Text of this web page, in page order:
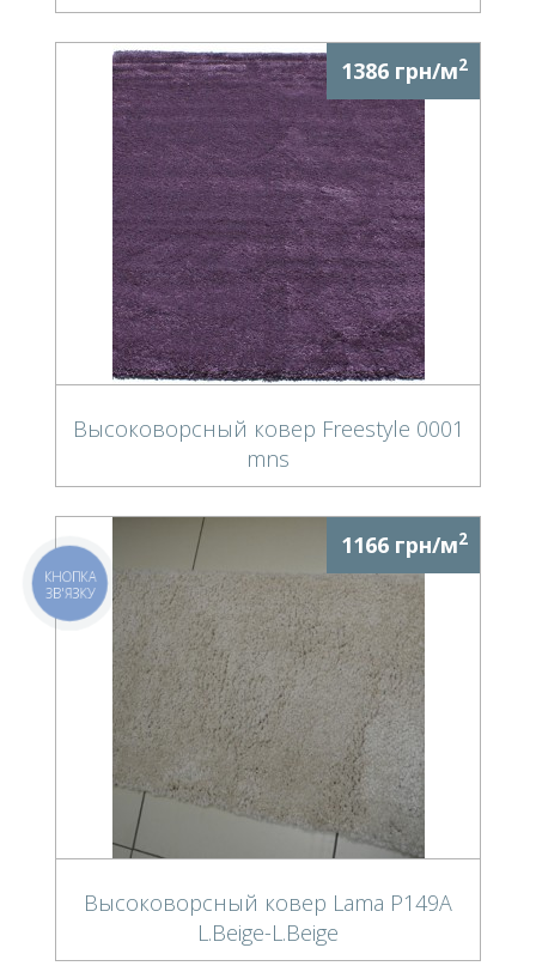
1386 грн/м2
Высоковорсный ковер Freestyle 0001
mns
1166 грн/м2
Высоковорсный ковер Lama P149A
L.Beige-L.Beige
КНОПКА
ЗВ'ЯЗКУ